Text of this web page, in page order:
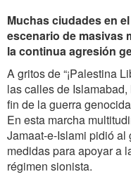
Muchas ciudades en
escenario de masivas
la continua agresión
A gritos de “¡Palestina
las calles de
fin de la guerra
En esta marcha
Jamaat-e-Islami pidió
medidas para apoyar a
régimen sionista.